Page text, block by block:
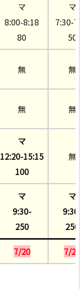
マ
8:00-8:18
80
マ
7:30-
50
無 無
無 無
マ
12:20-15:15
100
無
マ
9:30-
250
マ
250
7/20 7/21